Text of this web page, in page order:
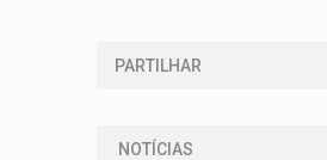
PARTILHAR
NOTÍCIAS